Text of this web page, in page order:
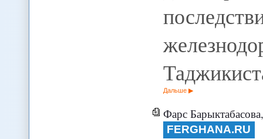
Дальше
Фарс Барыктабасова,
FERGHANA.RU